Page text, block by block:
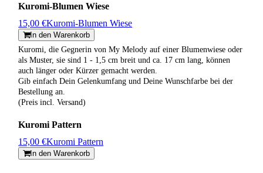
Kuromi-Blumen Wiese
15,00 €Kuromi-Blumen Wiese
In den Warenkorb
Kuromi, die Gegnerin von My Melody auf einer Blumenwiese oder
als Muster, sie sind 1 - 1,5 cm breit und ca. 17 cm lang, können
auch länger oder Kürzer gemacht werden.
Gib einfach Dein Gelenkumfang und Deine Wunschfarbe bei der
Bestellung an.
(Preis incl. Versand)
Kuromi Pattern
15,00 €Kuromi Pattern
In den Warenkorb